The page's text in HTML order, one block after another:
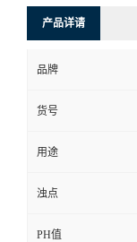
产品详请
品牌
货号
用途
浊点
PH值